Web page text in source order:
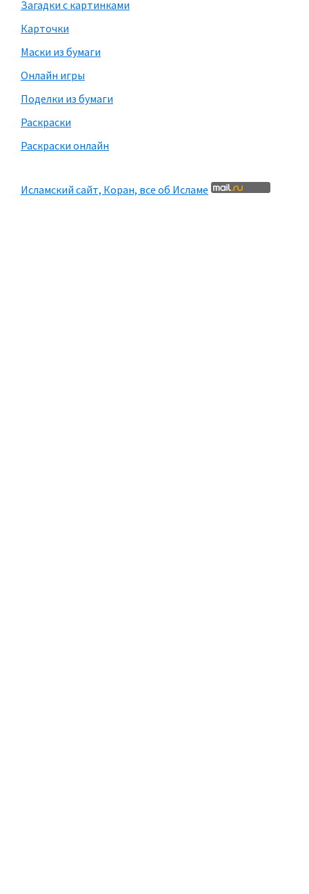
Загадки с картинками
Карточки
Маски из бумаги
Онлайн игры
Поделки из бумаги
Раскраски
Раскраски онлайн
Исламский сайт, Коран, все об Исламе